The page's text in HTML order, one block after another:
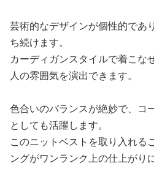
芸術的なデザインが個性的であ
ち続けます。
カーディガンスタイルで着こな
人の雰囲気を演出できます。
色合いのバランスが絶妙で、コ
としても活躍します。
このニットベストを取り入れる
ングがワンランク上の仕上がり